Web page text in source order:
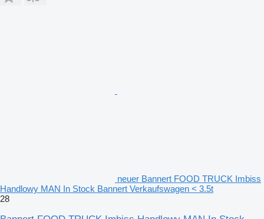
neuer Bannert FOOD TRUCK Imbiss
Handlowy MAN In Stock Bannert Verkaufswagen < 3.5t
28